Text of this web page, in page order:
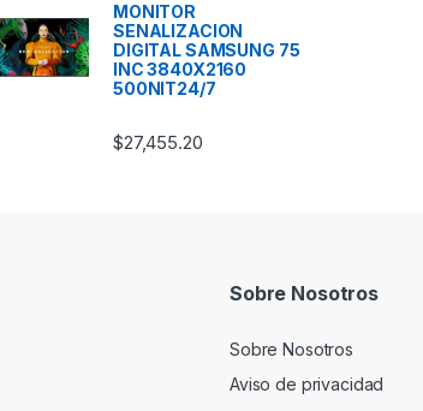
MONITOR
SENALIZACION
DIGITAL SAMSUNG 75
INC 3840X2160
500NIT24/7
$27,455.20
Sobre Nosotros
Sobre Nosotros
Aviso de privacidad